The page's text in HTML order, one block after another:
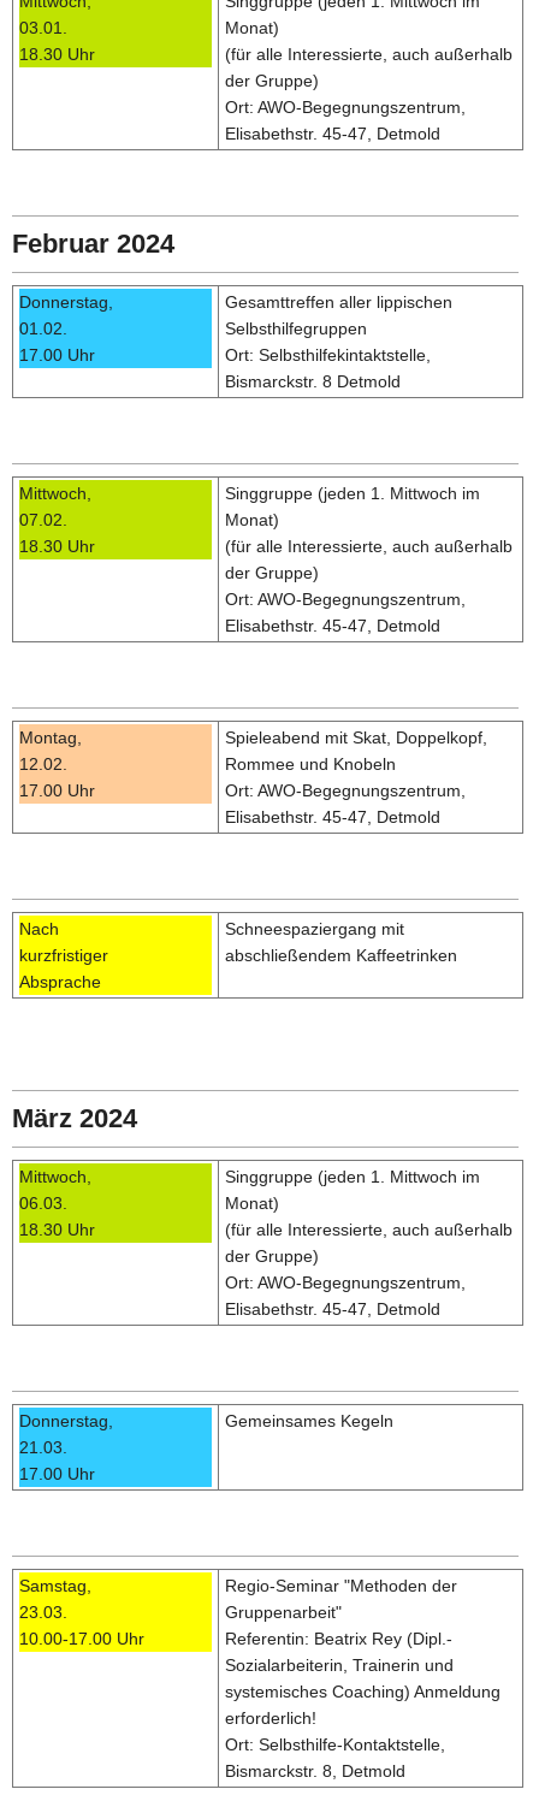
03.01.
18.30 Uhr
Monat)
(für alle Interessierte, auch außerhalb
der Gruppe)
Ort: AWO-Begegnungszentrum,
Elisabethstr. 45-47, Detmold
Februar 2024
Donnerstag,
01.02.
17.00 Uhr
Gesamttreffen aller lippischen
Selbsthilfegruppen
Ort: Selbsthilfekintaktstelle,
Bismarckstr. 8 Detmold
Mittwoch,
07.02.
18.30 Uhr
Singgruppe (jeden 1. Mittwoch im
Monat)
(für alle Interessierte, auch außerhalb
der Gruppe)
Ort: AWO-Begegnungszentrum,
Elisabethstr. 45-47, Detmold
Montag,
12.02.
17.00 Uhr
Spieleabend mit Skat, Doppelkopf,
Rommee und Knobeln
Ort: AWO-Begegnungszentrum,
Elisabethstr. 45-47, Detmold
Nach
kurzfristiger
Absprache
Schneespaziergang mit
abschließendem Kaffeetrinken
März 2024
Mittwoch,
06.03.
18.30 Uhr
Singgruppe (jeden 1. Mittwoch im
Monat)
(für alle Interessierte, auch außerhalb
der Gruppe)
Ort: AWO-Begegnungszentrum,
Elisabethstr. 45-47, Detmold
Donnerstag,
21.03.
17.00 Uhr
Gemeinsames Kegeln
Samstag,
23.03.
10.00-17.00 Uhr
Regio-Seminar "Methoden der
Gruppenarbeit"
Referentin: Beatrix Rey (Dipl.-
Sozialarbeiterin, Trainerin und
systemisches Coaching) Anmeldung
erforderlich!
Ort: Selbsthilfe-Kontaktstelle,
Bismarckstr. 8, Detmold